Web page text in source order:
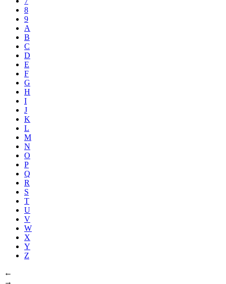
8
9
A
B
C
D
E
F
G
H
I
J
K
L
M
N
O
P
Q
R
S
T
U
V
W
X
Y
Z
←
→